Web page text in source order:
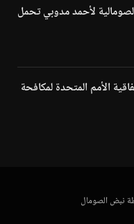
لأحمد مدوبي تحمل
الأمم المتحدة لمكافحة